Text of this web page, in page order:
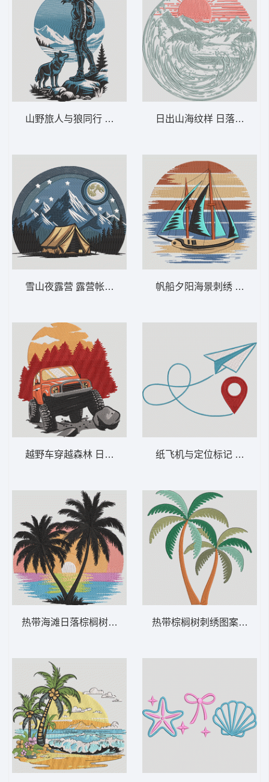
山野旅人与狼同行 徒步旅行与狼群探险——
雪山夜露营 露营帐篷与山脉——观星自然-DS
越野车穿越森林 日落时分的越野卡车——冒
热带海滩日落棕榈树 热带棕榈日落 – 海滩-
日出山海纹样 日落波浪山
帆船夕阳海景刺绣 帆船
纸飞机与定位标记 纸飞机
热带棕榈树刺绣图案 热带